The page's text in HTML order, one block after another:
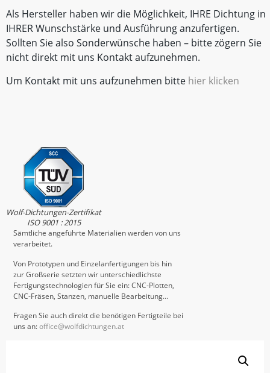
Als Hersteller haben wir die Möglichkeit, IHRE Dichtung in
IHRER Wunschstärke und Ausführung anzufertigen.
Sollten Sie also Sonderwünsche haben – bitte zögern Sie
nicht direkt mit uns Kontakt aufzunehmen.
Um Kontakt mit uns aufzunehmen bitte hier klicken
Wolf-Dichtungen-Zertifikat
ISO 9001 : 2015
Sämtliche angeführte Materialien werden von uns
verarbeitet.
Von Prototypen und Einzelanfertigungen bis hin
zur Großserie setzten wir unterschiedlichste
Fertigungstechnologien für Sie ein: CNC-Plotten,
CNC-Fräsen, Stanzen, manuelle Bearbeitung…
Fragen Sie auch direkt die benötigen Fertigteile bei
uns an:office@wolfdichtungen.at